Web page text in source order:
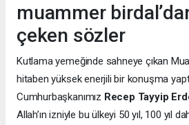
muammer
çeken sözler
Kutlama yemeğinde sahneye çıkan
hitaben yüksek enerjili bir konuşma
Cumhurbaşkanımız Recep Tayyip
Allah’ın izniyle bu ülkeyi 50 yıl, 100 yıl